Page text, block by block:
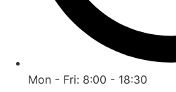
Mon - Fri: 8:00 - 18:30